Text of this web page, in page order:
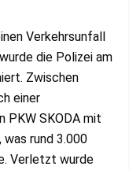
Verkehrsunfall
die Polizei am
Zwischen
einer
PKW SKODA mit
was rund 3.000
Verletzt wurde